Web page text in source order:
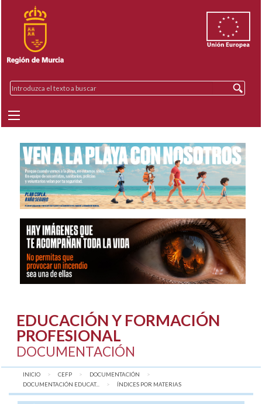
EDUCACIÓN Y FORMACIÓN
PROFESIONAL
DOCUMENTACIÓN
INICIO CEFP
DOCUMENTACIÓN
DOCUMENTACIÓN EDUCAT...
AQUÍ:
ÍNDICES POR MATERIAS